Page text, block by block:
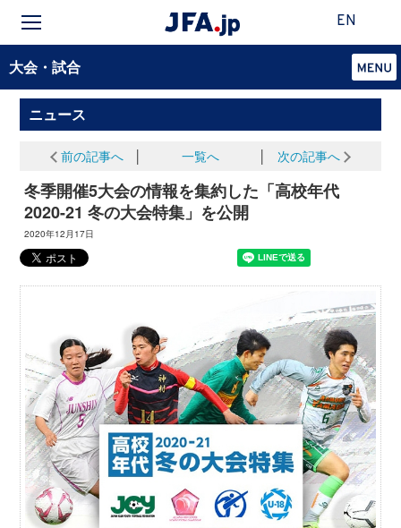
EN
大会・試合
ニュース
前の記事へ 一覧へ 次の記事へ
冬季開催5大会の情報を集約した「高校年代
2020-21 冬の大会特集」を公開
2020年12月17日